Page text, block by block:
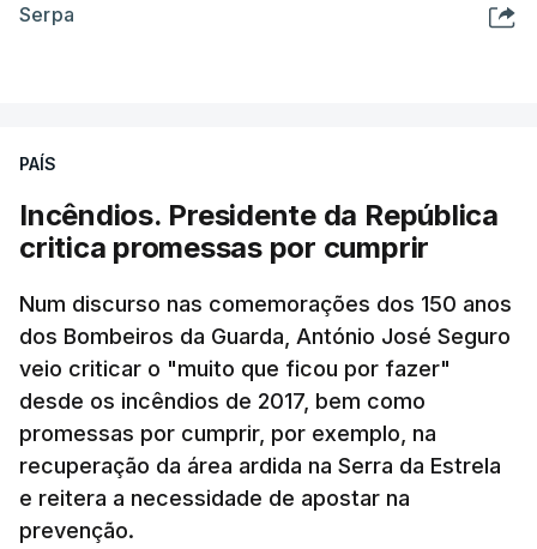
Serpa
PAÍS
Incêndios. Presidente da República
critica promessas por cumprir
Num discurso nas comemorações dos 150 anos
dos Bombeiros da Guarda, António José Seguro
veio criticar o "muito que ficou por fazer"
desde os incêndios de 2017, bem como
promessas por cumprir, por exemplo, na
recuperação da área ardida na Serra da Estrela
e reitera a necessidade de apostar na
prevenção.